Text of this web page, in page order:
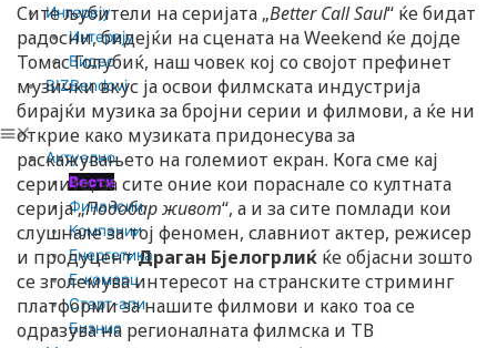
Интервју
Интервју
Видео
BIZBendovi
Актуелно
Вести
Финансии
Компании
Енергетика
Е-комерц
Старт-апи
Бизнис
Сите љубители на серијата „Better Call Saul“ ќе бидат
радосни, бидејќи на сцената на Weekend ќе дојде
Томас Голубиќ, наш човек кој со својот префинет
музички вкус ја освои филмската индустрија
бирајќи музика за бројни серии и филмови, а ќе ни
открие како музиката придонесува за
раскажувањето на големиот екран. Кога сме кај
сериите, за сите оние кои пораснале со култната
серија „Подобар живот“, а и за сите помлади кои
слушнале за тој феномен, славниот актер, режисер
и продуцентДраган Бјелогрлиќ ќе објасни зошто
се зголемува интересот на странските стриминг
платформи за нашите филмови и како тоа се
одразува на регионалната филмска и ТВ